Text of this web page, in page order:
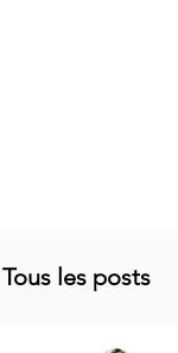
Tous les posts